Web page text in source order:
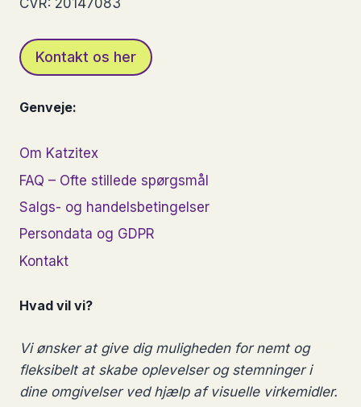
CVR: 20147083
Kontakt os her
Genveje:
Om Katzitex
FAQ – Ofte stillede spørgsmål
Salgs- og handelsbetingelser
Persondata og GDPR
Kontakt
Hvad vil vi?
Vi ønsker at give dig muligheden for nemt og
fleksibelt at skabe oplevelser og stemninger i
dine omgivelser ved hjælp af visuelle virkemidler.